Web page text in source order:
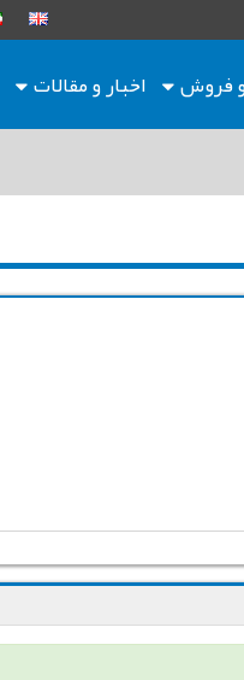
فروش اخبار و مقالات